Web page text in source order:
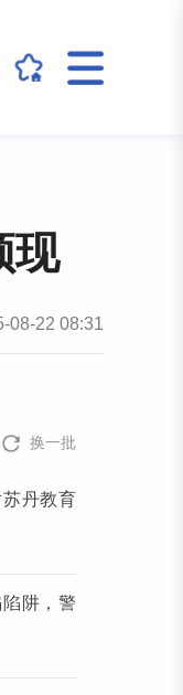
现
08-22 08:31
换一批
丹教育
阱，警